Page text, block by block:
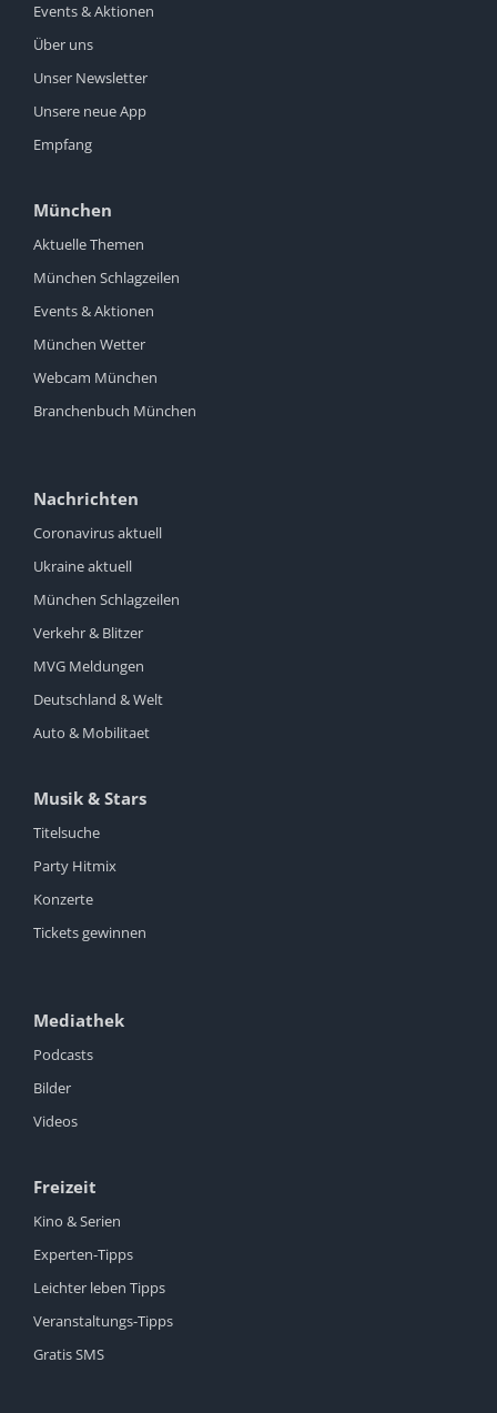
Events & Aktionen
Über uns
Unser Newsletter
Unsere neue App
Empfang
München
Aktuelle Themen
München Schlagzeilen
Events & Aktionen
München Wetter
Webcam München
Branchenbuch München
Nachrichten
Coronavirus aktuell
Ukraine aktuell
München Schlagzeilen
Verkehr & Blitzer
MVG Meldungen
Deutschland & Welt
Auto & Mobilitaet
Musik & Stars
Titelsuche
Party Hitmix
Konzerte
Tickets gewinnen
Mediathek
Podcasts
Bilder
Videos
Freizeit
Kino & Serien
Experten-Tipps
Leichter leben Tipps
Veranstaltungs-Tipps
Gratis SMS